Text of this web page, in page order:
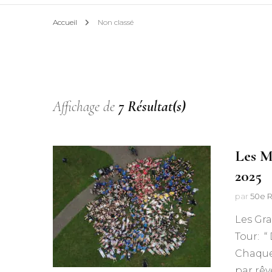
Accueil Non classé
Affichage de 7 Résultat(s)
Les
2025
par 50e
Les
Tour: “